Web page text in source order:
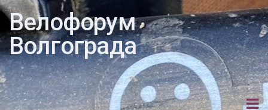
Велофорум
Волгограда